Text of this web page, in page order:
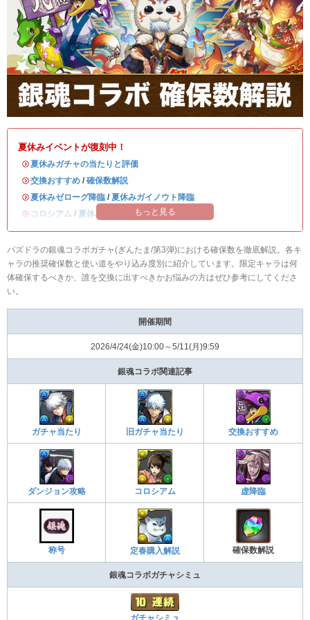
夏休みイベントが復刻中！
・夏休みガチャの当たりと評価
・交換おすすめ / 確保数解説
・夏休みゼローグ降臨 / 夏休みガイノウト降臨
・ コロシアム / 夏休みワンタッチもっと見る
パズドラの銀魂コラボガチャ(ぎんたま/第3弾)における確保数を徹底解説。各キ
ャラの推奨確保数と使い道をやり込み度別に紹介しています。限定キャラは何
体確保するべきか、誰を交換に出すべきかお悩みの方はぜひ参考にしてくださ
い。
開催期間
2026/4/24(金)10:00～5/11(月)9:59
銀魂コラボ関連記事
ガチャ当たり 旧ガチャ当たり 交換おすすめ
ダンジョン攻略 コロシアム 虚降臨
称号 定春購入解説 確保数解説
銀魂コラボガチャシミュ
ガチャシミュ